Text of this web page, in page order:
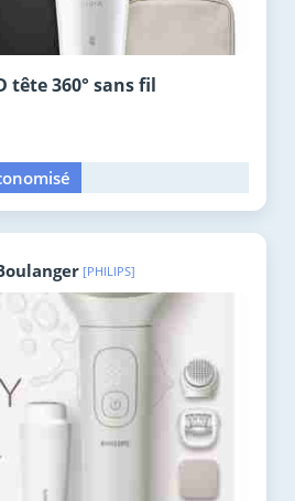
tête 360° sans fil
[PHILIPS]